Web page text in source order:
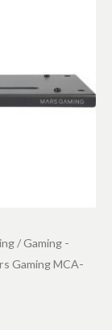
/Gaming -
Gaming MCA-